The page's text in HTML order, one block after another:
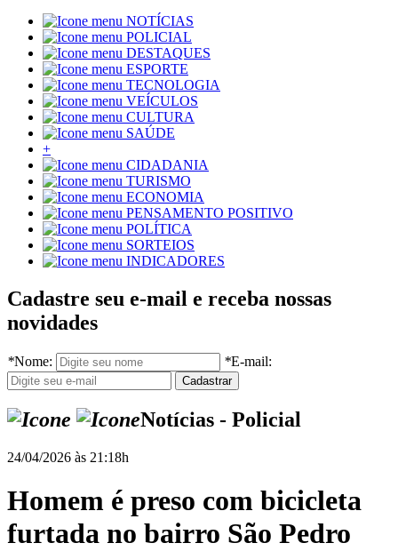
NOTÍCIAS
POLICIAL
DESTAQUES
ESPORTE
TECNOLOGIA
VEÍCULOS
CULTURA
SAÚDE
+
CIDADANIA
TURISMO
ECONOMIA
PENSAMENTO POSITIVO
POLÍTICA
SORTEIOS
INDICADORES
Cadastre seu e-mail e receba nossas
novidades
*Nome: *E-mail:
Notícias - Policial
24/04/2026 às 21:18h
Homem é preso com bicicleta
furtada no bairro São Pedro